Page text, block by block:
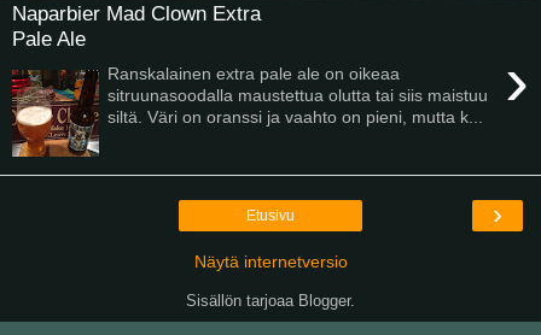
Naparbier Mad Clown Extra
Pale Ale
›
Ranskalainen extra pale ale on oikeaa
sitruunasoodalla maustettua olutta tai siis maistuu
siltä. Väri on oranssi ja vaahto on pieni, mutta k...
›
Etusivu
Näytä internetversio
Sisällön tarjoaa Blogger.